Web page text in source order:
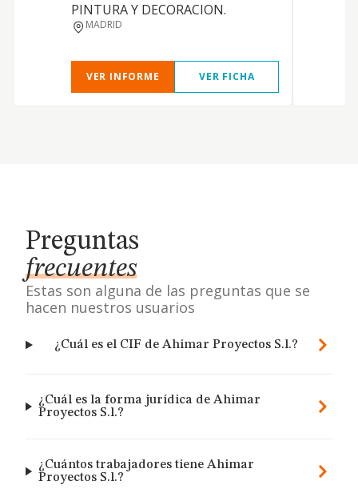
PINTURA Y DECORACION.
MADRID
VER INFORME VER FICHA
Preguntas
frecuentes
Estas son alguna de las preguntas que se
hacen nuestros usuarios
¿Cuál es el CIF de Ahimar Proyectos S.l.?
¿Cuál es la forma jurídica de Ahimar
Proyectos S.l.?
¿Cuántos trabajadores tiene Ahimar
Proyectos S.l.?